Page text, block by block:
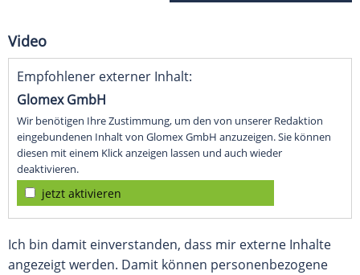
Video
Empfohlener externer Inhalt:
Glomex GmbH
Wir benötigen Ihre Zustimmung, um den von unserer Redaktion
eingebundenen Inhalt von Glomex GmbH anzuzeigen. Sie können
diesen mit einem Klick anzeigen lassen und auch wieder
deaktivieren.
jetzt aktivieren
Ich bin damit einverstanden, dass mir externe Inhalte
angezeigt werden. Damit können personenbezogene